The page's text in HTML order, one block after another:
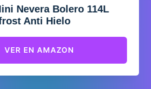
Nevera Bolero 114L
Anti Hielo
VER EN AMAZON